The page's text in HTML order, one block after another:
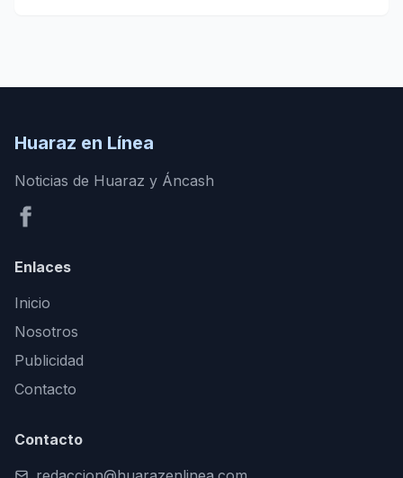
Huaraz en Línea
Noticias de Huaraz y Áncash
Enlaces
Inicio
Nosotros
Publicidad
Contacto
Contacto